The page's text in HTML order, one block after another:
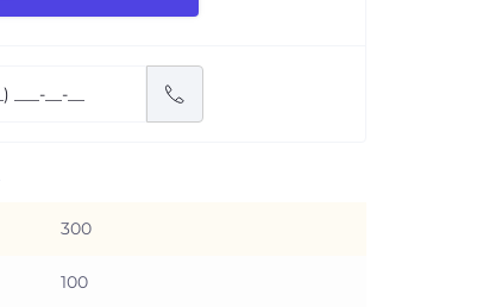
300
100